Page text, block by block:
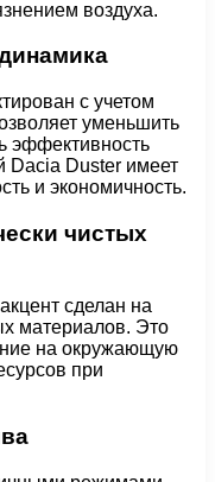
воздуха.
с учетом
уменьшить
эффективность
Dacia Duster имеет
и экономичность.
чистых
сделан на
материалов. Это
на окружающую
при